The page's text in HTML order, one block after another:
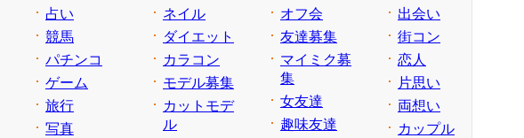
占い
競馬
パチンコ
ゲーム
旅行
写真
ネイル
ダイエット
カラコン
モデル募集
カットモデ
ル
オフ会
友達募集
マイミク募
集
女友達
趣味友達
出会い
街コン
恋人
片思い
両想い
カップル